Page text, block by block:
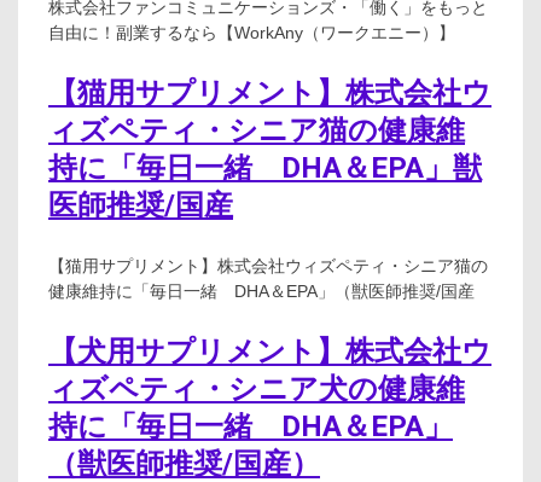
株式会社ファンコミュニケーションズ・「働く」をもっと
自由に！副業するなら【WorkAny（ワークエニー）】
【猫用サプリメント】株式会社ウ
ィズペティ・シニア猫の健康維
持に「毎日一緒 DHA＆EPA」獣
医師推奨/国産
【猫用サプリメント】株式会社ウィズペティ・シニア猫の
健康維持に「毎日一緒 DHA＆EPA」（獣医師推奨/国産
【犬用サプリメント】株式会社ウ
ィズペティ・シニア犬の健康維
持に「毎日一緒 DHA＆EPA」
（獣医師推奨/国産）